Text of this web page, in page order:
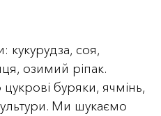
кукурудза, соя,
озимий ріпак.
буряки, ячмінь,
Ми шукаємо